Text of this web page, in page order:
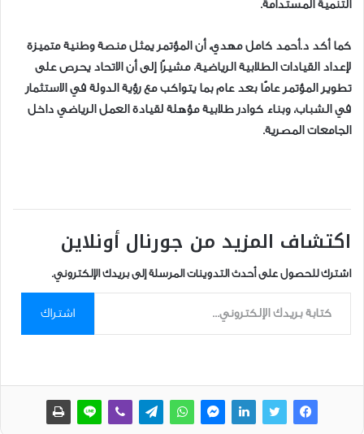
التنمية المستدامة.
كما أكد د.أحمد كامل مهدي، أن المؤتمر يمثل منصة وطنية متميزة
لإعداد القيادات الطلابية الرياضية، مشيرًا إلى أن الاتحاد يحرص على
تطوير المؤتمر عامًا بعد عام بما يتواكب مع رؤية الدولة في الاستثمار
في الشباب، وبناء كوادر طلابية مؤهلة لقيادة العمل الرياضي داخل
الجامعات المصرية.
اكتشاف المزيد من جورنال أونلاين
اشترك للحصول على أحدث التدوينات المرسلة إلى بريدك الإلكتروني.
كتابة بريدك الإلكتروني...
اشتراك